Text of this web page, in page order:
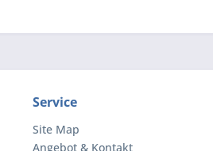
Service
Site Map
Angebot & Kontakt